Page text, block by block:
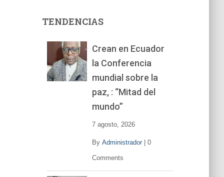
tTENDENCIAS
Crean en Ecuador
la Conferencia
mundial sobre la
paz, : “Mitad del
mundo”
7 agosto, 2026
By Administrador| 0
Comments